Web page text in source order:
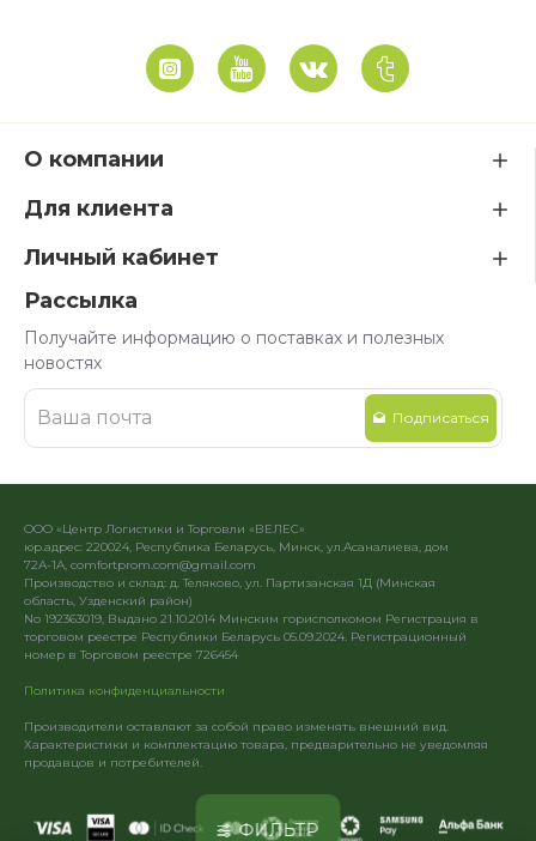
О компании
Для клиента
Личный кабинет
Рассылка
Получайте информацию о поставках и полезных
новостях
Подписаться
ООО «Центр Логистики и Торговли «ВЕЛЕС»
юр.адрес: 220024, Республика Беларусь, Минск, ул.Асаналиева, дом
72А-1А, comfortprom.com@gmail.com
Производство и склад: д. Теляково, ул. Партизанская 1Д (Минская
область, Узденский район)
No 192363019, Выдано 21.10.2014 Минским горисполкомом Регистрация в
торговом реестре Республики Беларусь 05.09.2024. Регистрационный
номер в Торговом реестре 726454
Политика конфиденциальности
Производители оставляют за собой право изменять внешний вид.
Характеристики и комплектацию товара, предварительно не уведомляя
продавцов и потребителей.
ФИЛЬТР